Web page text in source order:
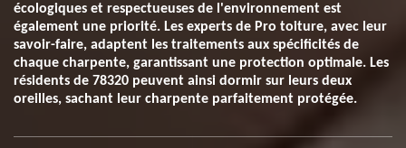
écologiques et respectueuses de l'environnement est
également une priorité. Les experts de Pro toiture, avec leur
savoir-faire, adaptent les traitements aux spécificités de
chaque charpente, garantissant une protection optimale. Les
résidents de 78320 peuvent ainsi dormir sur leurs deux
oreilles, sachant leur charpente parfaitement protégée.